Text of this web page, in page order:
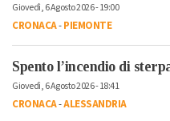
Giovedì, 6 Agosto 2026 - 19:00
CRONACA-PIEMONTE
Spento l’incendio di
Giovedì, 6 Agosto 2026 - 18:41
CRONACA-ALESSANDRIA